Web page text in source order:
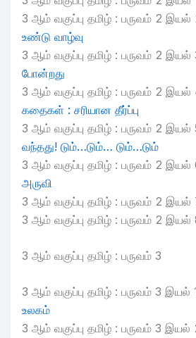
3 ஆம் வகுப்பு தமிழ் : பருவம் 2
உண்டு வாழ்வு
3 ஆம் வகுப்பு தமிழ் : பருவம் 2
போன்றது
3 ஆம் வகுப்பு தமிழ் : பருவம் 2
கதைகள் : சரியான தீர்ப்பு
3 ஆம் வகுப்பு தமிழ் : பருவம் 2
வந்தது! டும்…டும்… டும்…டும்
3 ஆம் வகுப்பு தமிழ் : பருவம் 2
அருவி
3 ஆம் வகுப்பு தமிழ் : பருவம் 2
3 ஆம் வகுப்பு தமிழ் : பருவம் 2
3 ஆம் வகுப்பு தமிழ் : பருவம் 3
3 ஆம் வகுப்பு தமிழ் : பருவம் 3 இயல்
உலகம்
3 ஆம் வகுப்பு தமிழ் : பருவம் 3 இயல்